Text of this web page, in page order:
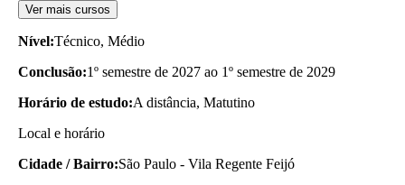
Ver mais cursos
Nível:Técnico, Médio
Conclusão:1º semestre de 2027 ao 1º semestre de 2029
Horário de estudo:A distância, Matutino
Local e horário
Cidade / Bairro:São Paulo - Vila Regente Feijó